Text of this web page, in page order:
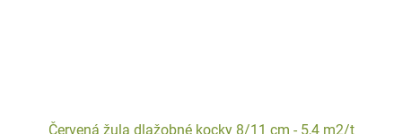
Červená žula dlažobné kocky 8/11 cm - 5,4 m2/t